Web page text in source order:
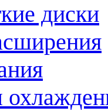
диски